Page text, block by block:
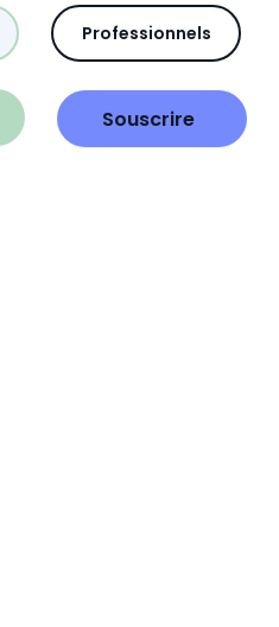
Professionnels
Souscrire